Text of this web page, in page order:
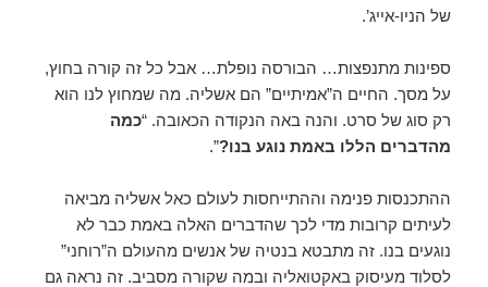
של הניו-אייג’.
ספינות מתנפצות… הבורסה נופלת… אבל כל זה קורה בחוץ,
על מסך. החיים ה”אמיתיים” הם אשליה. מה שמחוץ לנו הוא
רק סוג של סרט. והנה באה הנקודה הכאובה. “כמה
מהדברים הללו באמת נוגע בנו?”.
ההתכנסות פנימה וההתייחסות לעולם כאל אשליה מביאה
לעיתים קרובות מדי לכך שהדברים האלה באמת כבר לא
נוגעים בנו. זה מתבטא בנטיה של אנשים מהעולם ה”רוחני”
לסלוד מעיסוק באקטואליה ובמה שקורה מסביב. זה נראה גם